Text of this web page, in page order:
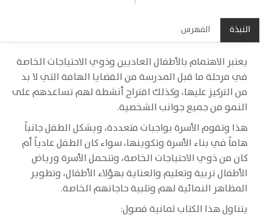
النبذة الفهرس
يعتبر الاهتمام بالأطفال العاديين وذوي الاحتياجات الخاصة
في مرحلة ما قبل المدرسة من القضايا الهامة التي لا بد
من التركيز عليها، وكذلك اقتراح أنشطة لهم تساعدهم على
النمو من جميع جوانب الشخصية.
هذا وتقوم الأسرة بواجبات متعددة، ويشكل الطفل جانباً
هاماً في بناء الأسرة وتكوينها، سواء كان الطفل عادياً أم
كان من ذوي الاحتياجات الخاصة، وتتحمل الأسرة ورياض
الأطفال تربية وتعليم والعناية بهؤلاء الأطفال، وتطوير
المظاهر النمائية لهم وتلبية حاجاتهم الخاصة.
يتناول هذا الكتاب ثمانية فصول: